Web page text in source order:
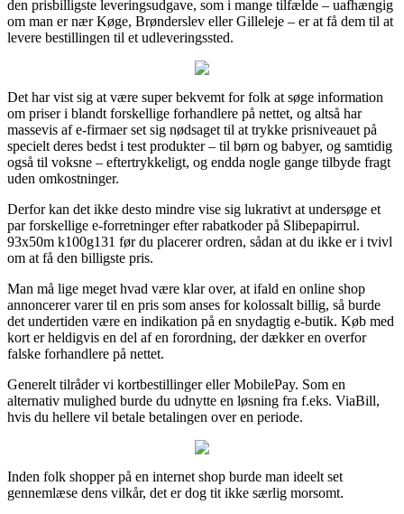
den prisbilligste leveringsudgave, som i mange tilfælde – uafhængig
om man er nær Køge, Brønderslev eller Gilleleje – er at få dem til at
levere bestillingen til et udleveringssted.
Det har vist sig at være super bekvemt for folk at søge information
om priser i blandt forskellige forhandlere på nettet, og altså har
massevis af e-firmaer set sig nødsaget til at trykke prisniveauet på
specielt deres bedst i test produkter – til børn og babyer, og samtidig
også til voksne – eftertrykkeligt, og endda nogle gange tilbyde fragt
uden omkostninger.
Derfor kan det ikke desto mindre vise sig lukrativt at undersøge et
par forskellige e-forretninger efter rabatkoder på Slibepapirrul.
93x50m k100g131 før du placerer ordren, sådan at du ikke er i tvivl
om at få den billigste pris.
Man må lige meget hvad være klar over, at ifald en online shop
annoncerer varer til en pris som anses for kolossalt billig, så burde
det undertiden være en indikation på en snydagtig e-butik. Køb med
kort er heldigvis en del af en forordning, der dækker en overfor
falske forhandlere på nettet.
Generelt tilråder vi kortbestillinger eller MobilePay. Som en
alternativ mulighed burde du udnytte en løsning fra f.eks. ViaBill,
hvis du hellere vil betale betalingen over en periode.
Inden folk shopper på en internet shop burde man ideelt set
gennemlæse dens vilkår, det er dog tit ikke særlig morsomt.